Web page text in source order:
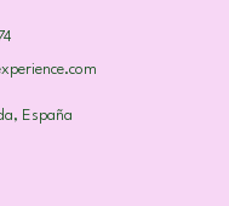
España